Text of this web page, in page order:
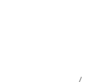
– это что-то!